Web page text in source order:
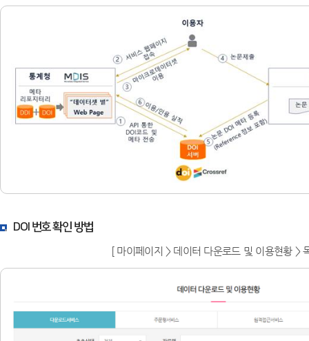
DOI 번호 확인 방법
[ 마이페이지 > 데이터 다운로드 및 이용현황 >